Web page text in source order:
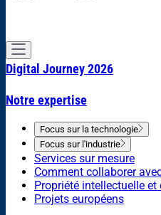
Digital Journey 2026
Notre expertise
Focus sur la technologie
Focus sur l'industrie
Services sur mesure
Comment collaborer
Propriété intellectuelle
Projets européens